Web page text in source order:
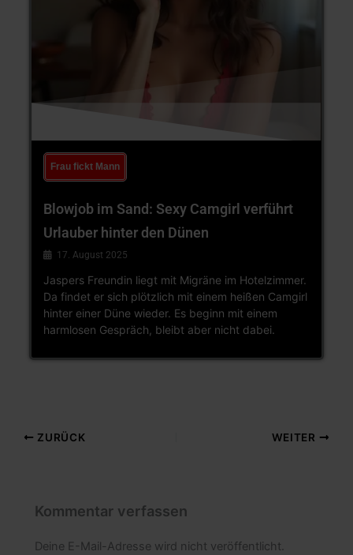
Frau fickt Mann
Blowjob im Sand: Sexy Camgirl verführt
Urlauber hinter den Dünen
17. August 2025
Jaspers Freundin liegt mit Migräne im Hotelzimmer.
Da findet er sich plötzlich mit einem heißen Camgirl
hinter einer Düne wieder. Es beginn mit einem
harmlosen Gespräch, bleibt aber nicht dabei.
ZURÜCK WEITER
Kommentar verfassen
Deine E-Mail-Adresse wird nicht veröffentlicht.